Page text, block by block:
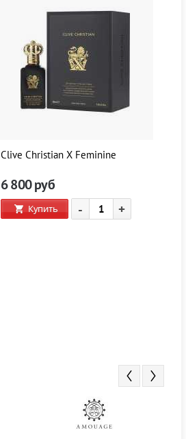
Clive Christian X Feminine
6 800руб
Купить - +